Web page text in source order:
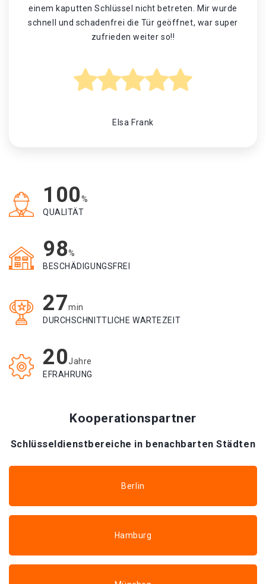
einem kaputten Schlüssel nicht betreten. Mir wurde
schnell und schadenfrei die Tür geöffnet, war super
zufrieden weiter so!!
Elsa Frank
100%
QUALITÄT
98%
BESCHÄDIGUNGSFREI
27min
DURCHSCHNITTLICHE WARTEZEIT
20Jahre
EFRAHRUNG
Kooperationspartner
Schlüsseldienstbereiche in benachbarten Städten
Berlin
Hamburg